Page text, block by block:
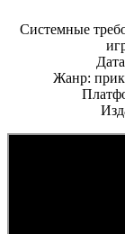
Системные
Жанр: